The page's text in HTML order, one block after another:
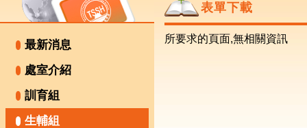
最新消息
處室介紹
訓育組
生輔組
表單下載
所要求的頁面,無相關資訊